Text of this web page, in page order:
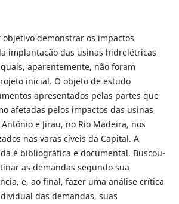
demonstrar os impactos
implantação das usinas hidrelétricas
aparentemente, não foram
inicial. O objeto de estudo
apresentados pelas partes que
afetadas pelos impactos das usinas
e Jirau, no Rio Madeira, nos
nas varas cíveis da Capital. A
é bibliográfica e documental. Buscou-
as demandas segundo sua
e, ao final, fazer uma análise crítica
das demandas, suas